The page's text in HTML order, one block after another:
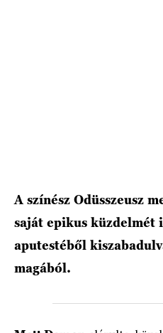
A színész Odüsszeusz
saját epikus küzdelmét
aputestéből
magából.